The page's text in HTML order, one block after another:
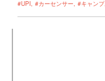
#UPI #カーセンサー #キャンプ